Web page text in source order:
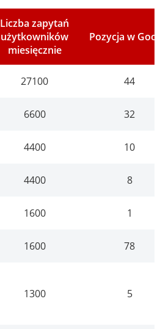
Liczba zapytań
użytkowników
miesięcznie
Pozycja w
27100 44
6600 32
4400 10
4400 8
1600 1
1600 78
1300 5